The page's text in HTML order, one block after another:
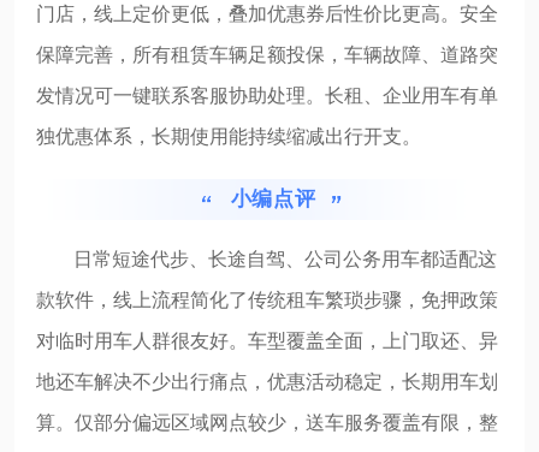
门店，线上定价更低，叠加优惠券后性价比更高。安全
保障完善，所有租赁车辆足额投保，车辆故障、道路突
发情况可一键联系客服协助处理。长租、企业用车有单
独优惠体系，长期使用能持续缩减出行开支。
小编点评
日常短途代步、长途自驾、公司公务用车都适配这
款软件，线上流程简化了传统租车繁琐步骤，免押政策
对临时用车人群很友好。车型覆盖全面，上门取还、异
地还车解决不少出行痛点，优惠活动稳定，长期用车划
算。仅部分偏远区域网点较少，送车服务覆盖有限，整